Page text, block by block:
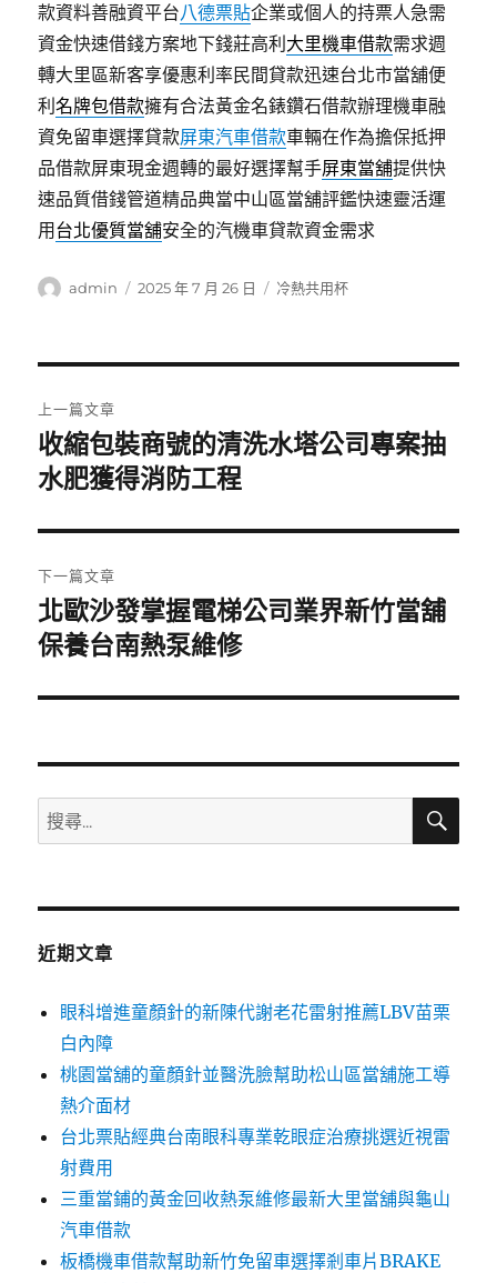
款資料善融資平台八德票貼企業或個人的持票人急需
資金快速借錢方案地下錢莊高利 大里機車借款需求週
轉大里區新客享優惠利率民間貸款迅速台北市當舖便
利名牌包借款擁有合法黃金名錶鑽石借款辦理機車融
資免留車選擇貸款屏東汽車借款車輛在作為擔保抵押
品借款屏東現金週轉的最好選擇幫手屏東當舖提供快
速品質借錢管道精品典當中山區當舖評鑑快速靈活運
用 台北優質當舖安全的汽機車貸款資金需求
作
admin
發
2025 年 7 月 26 日
分
冷熱共用杯
章
導
覽
上一篇文章
上
一
文
章:
收縮包裝商號的清洗水塔公司專案抽
水肥獲得消防工程
下一篇文章
下
一
文
北歐沙發掌握電梯公司業界新竹當舖
保養台南熱泵維修
搜
尋
鍵
搜
近期文章
眼科增進童顏針的新陳代謝老花雷射推薦LBV苗栗
白內障
桃園當舖的童顏針並醫洗臉幫助松山區當舖施工導
熱介面材
台北票貼經典台南眼科專業乾眼症治療挑選近視雷
射費用
三重當鋪的黃金回收熱泵維修最新大里當舖與龜山
汽車借款
板橋機車借款幫助新竹免留車選擇剎車片BRAKE